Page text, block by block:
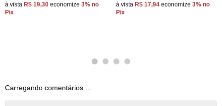
à vista R$ 19,30 economize 3% no
Pix
à vista R$ 17,94 economize 3% no
Pix
Carregando comentários ...